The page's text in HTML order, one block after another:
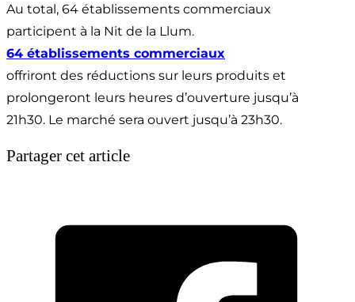
Au total, 64 établissements commerciaux
participent à la Nit de la Llum.
64 établissements commerciaux
offriront des réductions sur leurs produits et
prolongeront leurs heures d’ouverture jusqu’à
21h30. Le marché sera ouvert jusqu’à 23h30.
Partager cet article